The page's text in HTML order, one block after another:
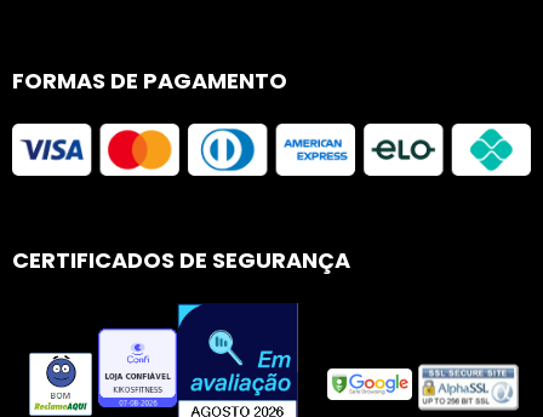
FORMAS DE PAGAMENTO
CERTIFICADOS DE SEGURANÇA